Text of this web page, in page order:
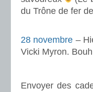
du Trône de fer
28 novembre –
Vicki Myron.
Envoyer des